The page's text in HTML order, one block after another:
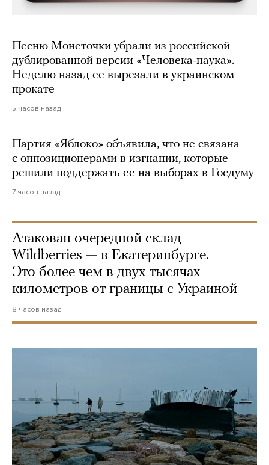
Песню Монеточки убрали из российской
дублированной версии «Человека-паука».
Неделю назад ее вырезали в украинском
прокате
5 часов назад
Партия «Яблоко» объявила, что не связана
с оппозиционерами в изгнании, которые
решили поддержать ее на выборах в Госдуму
7 часов назад
Атакован очередной склад
Wildberries — в Екатеринбурге.
Это более чем в двух тысячах
километров от границы с Украиной
8 часов назад